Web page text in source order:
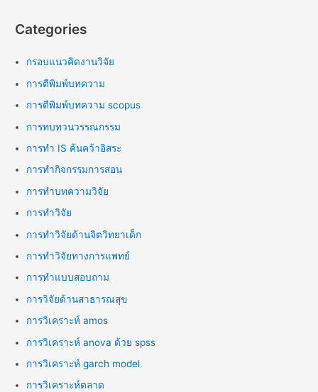
Categories
กรอบแนวคิดงานวิจัย
การตีพิมพ์บทความ
การตีพิมพ์บทความ scopus
การทบทวนวรรณกรรม
การทำ IS ค้นคว้าอิสระ
การทำกิจกรรมการสอน
การทำบทความวิจัย
การทำวิจัย
การทำวิจัยด้านจิตวิทยาเด็ก
การทำวิจัยทางการแพทย์
การทำแบบสอบถาม
การวิจัยด้านสาธารณสุข
การวิเคราะห์ amos
การวิเคราะห์ anova ด้วย spss
การวิเคราะห์ garch model
การวิเคราะห์ตลาด